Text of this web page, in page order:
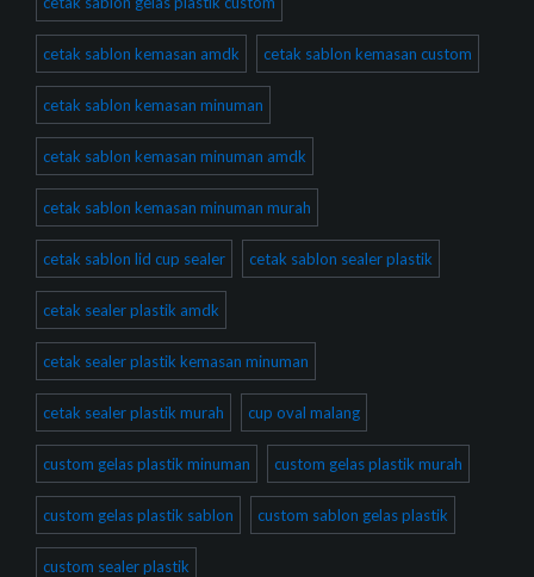
cetak sablon kemasan amdk cetak sablon kemasan custom
cetak sablon kemasan minuman
cetak sablon kemasan minuman amdk
cetak sablon kemasan minuman murah
cetak sablon lid cup sealer cetak sablon sealer plastik
cetak sealer plastik amdk
cetak sealer plastik kemasan minuman
cetak sealer plastik murah cup oval malang
custom gelas plastik minuman custom gelas plastik murah
custom gelas plastik sablon custom sablon gelas plastik
custom sealer plastik